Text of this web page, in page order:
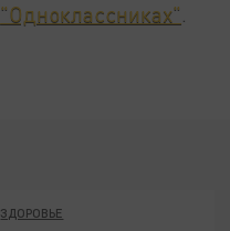
"Одноклассниках"
ЗДОРОВЬЕ